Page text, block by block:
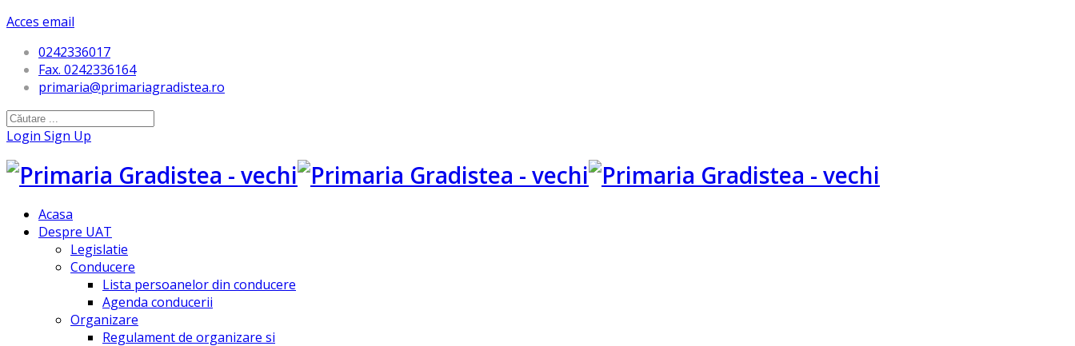
Acces email
0242336017
Fax. 0242336164
primaria@primariagradistea.ro
Login Sign Up
Acasa
Despre UAT
Legislatie
Conducere
Lista persoanelor din conducere
Agenda conducerii
Organizare
Regulament de organizare si